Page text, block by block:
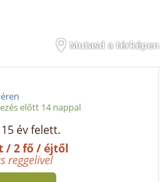
Mutasd a térképen
előtt 14 nappal
év felett.
/ 2 fő / éjtől
reggelivel